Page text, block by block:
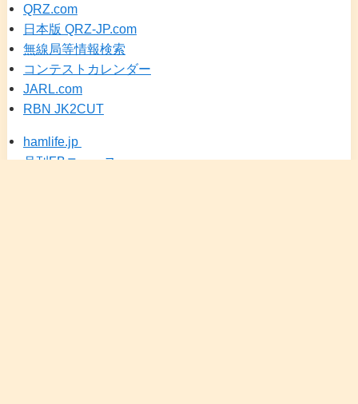
QRZ.com
日本版 QRZ-JP.com
無線局等情報検索
コンテストカレンダー
JARL.com
RBN JK2CUT
hamlife.jp
月刊FBニュース